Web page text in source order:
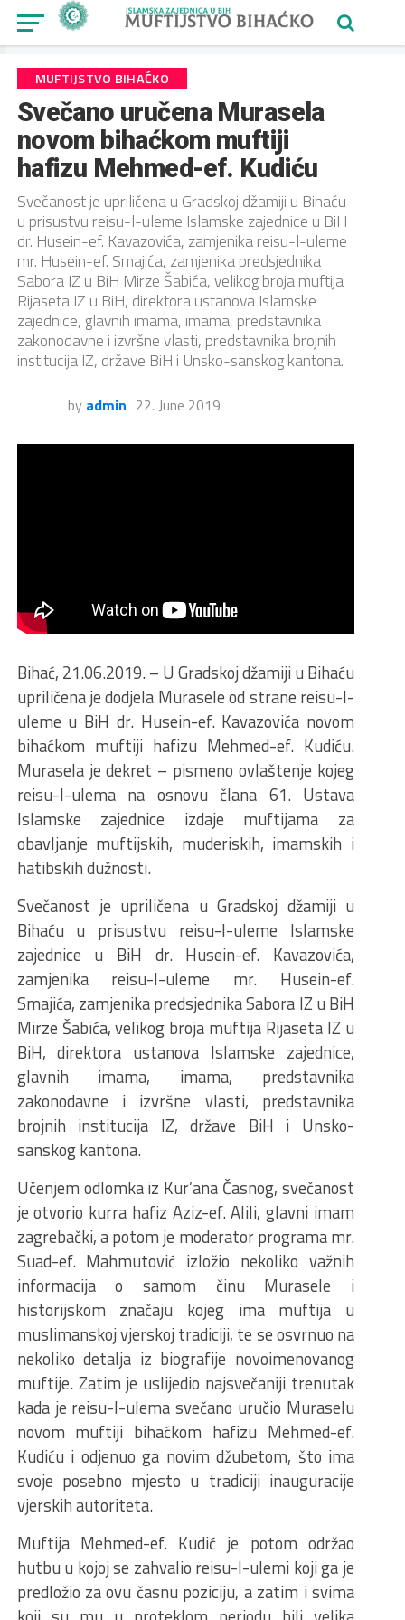
MUFTIJSTVO BIHAĆKO
Svečano uručena Murasela
novom bihaćkom muftiji
hafizu Mehmed-ef. Kudiću
Svečanost je upriličena u Gradskoj džamiji u Bihaću
u prisustvu reisu-l-uleme Islamske zajednice u BiH
dr. Husein-ef. Kavazovića, zamjenika reisu-l-uleme
mr. Husein-ef. Smajića, zamjenika predsjednika
Sabora IZ u BiH Mirze Šabića, velikog broja muftija
Rijaseta IZ u BiH, direktora ustanova Islamske
zajednice, glavnih imama, imama, predstavnika
zakonodavne i izvršne vlasti, predstavnika brojnih
institucija IZ, države BiH i Unsko-sanskog kantona.
by admin 22. June 2019
Bihać, 21.06.2019. – U Gradskoj džamiji u Bihaću
upriličena je dodjela Murasele od strane reisu-l-
uleme u BiH dr. Husein-ef. Kavazovića novom
bihaćkom muftiji hafizu Mehmed-ef. Kudiću.
Murasela je dekret – pismeno ovlaštenje kojeg
reisu-l-ulema na osnovu člana 61. Ustava
Islamske zajednice izdaje muftijama za
obavljanje muftijskih, muderiskih, imamskih i
hatibskih dužnosti.
Svečanost je upriličena u Gradskoj džamiji u
Bihaću u prisustvu reisu-l-uleme Islamske
zajednice u BiH dr. Husein-ef. Kavazovića,
zamjenika reisu-l-uleme mr. Husein-ef.
Smajića, zamjenika predsjednika Sabora IZ u BiH
Mirze Šabića, velikog broja muftija Rijaseta IZ u
BiH, direktora ustanova Islamske zajednice,
glavnih imama, imama, predstavnika
zakonodavne i izvršne vlasti, predstavnika
brojnih institucija IZ, države BiH i Unsko-
sanskog kantona.
Učenjem odlomka iz Kur’ana Časnog, svečanost
je otvorio kurra hafiz Aziz-ef. Alili, glavni imam
zagrebački, a potom je moderator programa mr.
Suad-ef. Mahmutović izložio nekoliko važnih
informacija o samom činu Murasele i
historijskom značaju kojeg ima muftija u
muslimanskoj vjerskoj tradiciji, te se osvrnuo na
nekoliko detalja iz biografije novoimenovanog
muftije. Zatim je uslijedio najsvečaniji trenutak
kada je reisu-l-ulema svečano uručio Muraselu
novom muftiji bihaćkom hafizu Mehmed-ef.
Kudiću i odjenuo ga novim džubetom, što ima
svoje posebno mjesto u tradiciji inauguracije
vjerskih autoriteta.
Muftija Mehmed-ef. Kudić je potom održao
hutbu u kojoj se zahvalio reisu-l-ulemi koji ga je
predložio za ovu časnu poziciju, a zatim i svima